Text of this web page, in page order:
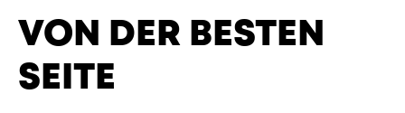
VON DER BESTEN
SEITE